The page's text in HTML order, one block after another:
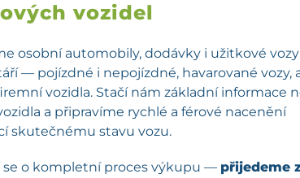
vozidel
osobní automobily, dodávky i užitkové
— pojízdné i nepojízdné, havarované vozy,
vozidla. Stačí nám základní informace
a připravíme rychlé a férové nacenění
skutečnému stavu vozu.
se o kompletní proces výkupu — přijedeme